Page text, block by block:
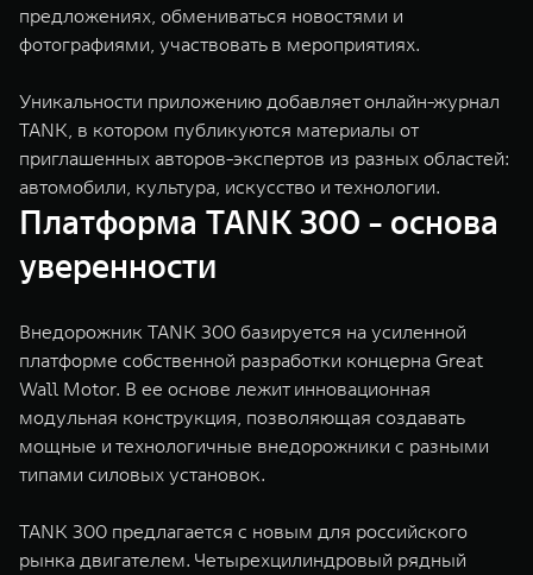
предложениях, обмениваться новостями и
фотографиями, участвовать в мероприятиях.
Уникальности приложению добавляет онлайн-журнал
TANK, в котором публикуются материалы от
приглашенных авторов-экспертов из разных областей:
автомобили, культура, искусство и технологии.
Платформа TANK 300 - основа
уверенности
Внедорожник TANK 300 базируется на усиленной
платформе собственной разработки концерна Great
Wall Motor. В ее основе лежит инновационная
модульная конструкция, позволяющая создавать
мощные и технологичные внедорожники с разными
типами силовых установок.
TANK 300 предлагается с новым для российского
рынка двигателем. Четырехцилиндровый рядный